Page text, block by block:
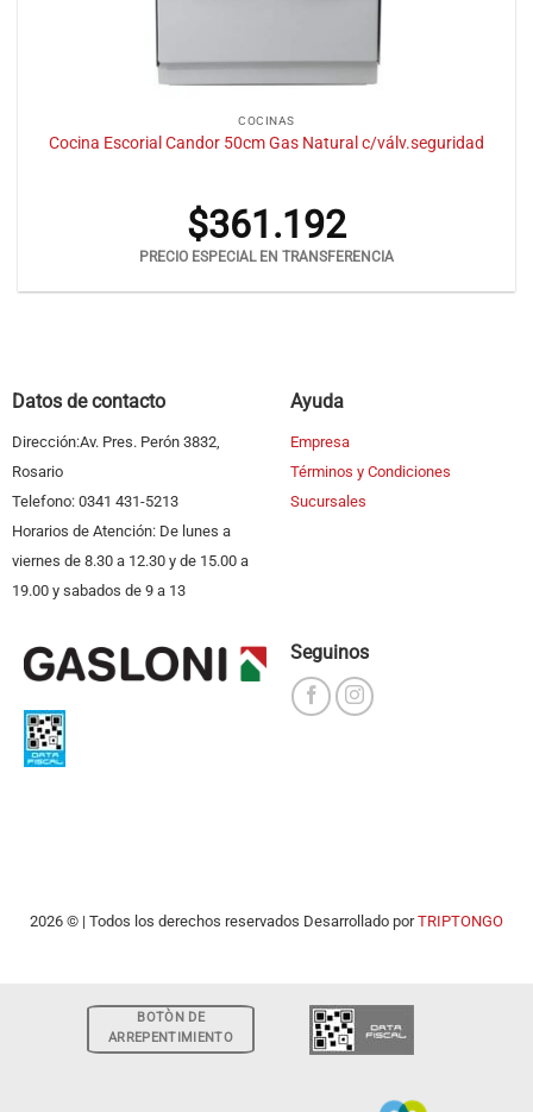
COCINAS
Cocina Escorial Candor 50cm Gas Natural c/válv.seguridad
$361.192
PRECIO ESPECIAL EN TRANSFERENCIA
Datos de contacto
Dirección:Av. Pres. Perón 3832,
Rosario
Telefono: 0341 431-5213
Horarios de Atención: De lunes a
viernes de 8.30 a 12.30 y de 15.00 a
19.00 y sabados de 9 a 13
Ayuda
Empresa
Términos y Condiciones
Sucursales
Seguinos
2026 © | Todos los derechos reservados Desarrollado porTRIPTONGO
BOTÒN DE
ARREPENTIMIENTO